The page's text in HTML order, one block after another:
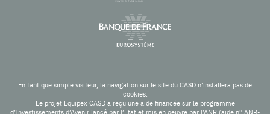
En tant que simple visiteur, la navigation sur le site du CASD n'installera pas de
cookies.
Le projet Equipex CASD a reçu une aide financée sur le programme